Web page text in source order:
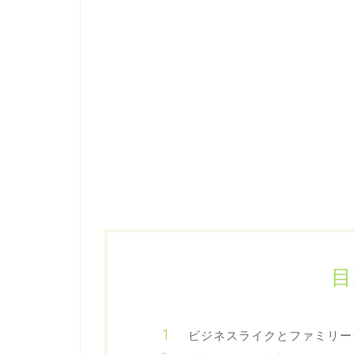
ビジネスライクとファミリ